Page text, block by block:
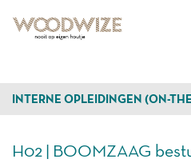
INTERNE OPLEIDINGEN (ON-
H02 | BOOMZAAG